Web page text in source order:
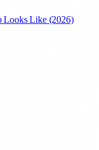
Looks Like (2026)